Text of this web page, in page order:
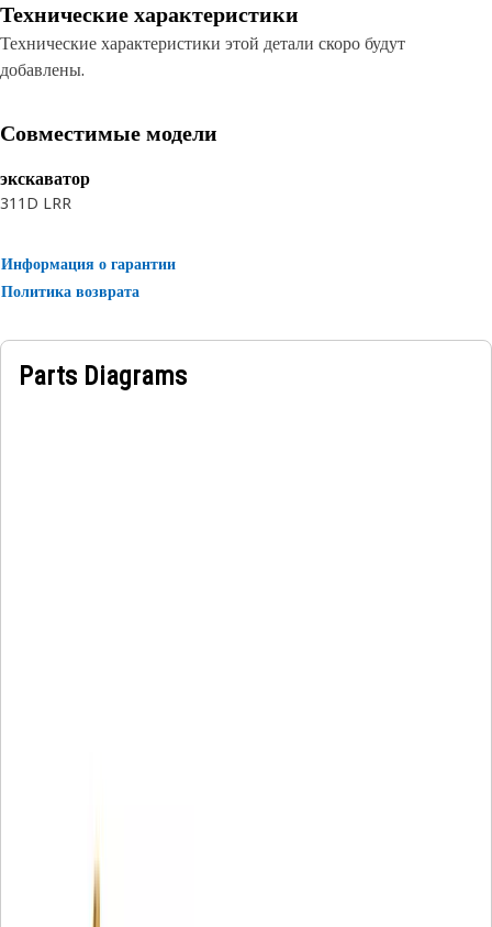
Технические характеристики
Технические характеристики этой детали скоро будут
добавлены.
Совместимые модели
экскаватор
311D LRR
Информация о гарантии
Политика возврата
Parts Diagrams